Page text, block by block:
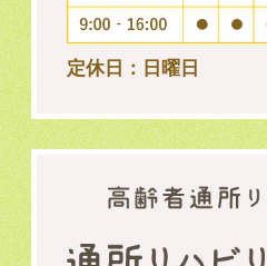
定休日：日曜日